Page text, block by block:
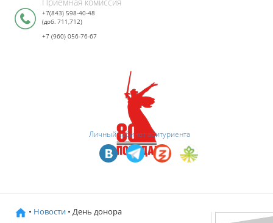
Приемная комиссия
+7(843) 598-40-48
(доб. 711,712)
+7 (960) 056-76-67
Личный кабинет абитуриента
• Новости • День донора